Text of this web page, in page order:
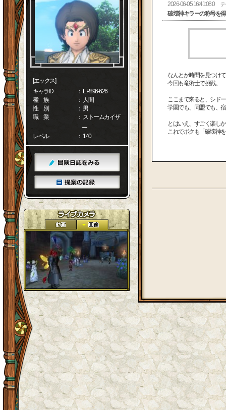
[エックス]
キャラID
： EP896-626
種 族
： 人間
性 別
： 男
職 業
： ストームカイザ
ー
レベル
： 140
2026-06-05 16:41:08.0 テ
破壊神キラーの称号を
なんとか時間を見つけ
今回も竜術士で挑戦。
ここまで来ると、シド
学園でも、同盟でも、
とはいえ、すごく楽し
これでボクも「破壊神